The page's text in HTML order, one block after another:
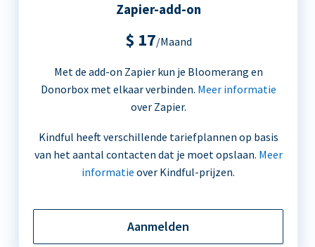
Zapier-add-on
$ 17/Maand
Met de add-on Zapier kun je Bloomerang en
Donorbox met elkaar verbinden. Meer informatie
over Zapier.
Kindful heeft verschillende tariefplannen op basis
van het aantal contacten dat je moet opslaan. Meer
informatie over Kindful-prijzen.
Aanmelden